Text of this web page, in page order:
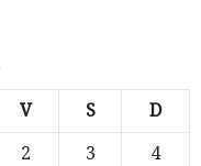
V S D
2 3
4